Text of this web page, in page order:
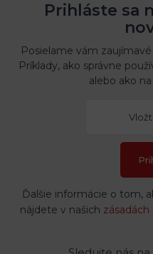
Prihláste sa
Posielame vám
Príklady, ako správne
alebo ako
Ďalšie informácie o tom,
nájdete v našich